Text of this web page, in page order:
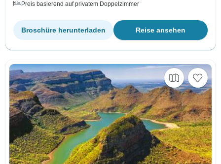
Preis basierend auf privatem Doppelzimmer
Reise ansehen
Broschüre herunterladen